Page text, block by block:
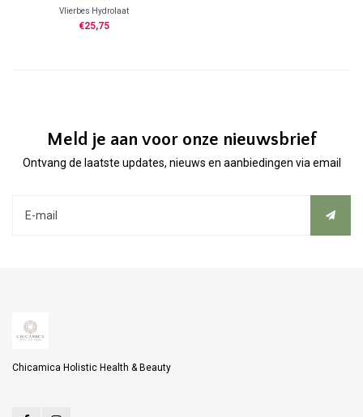
Vlierbes Hydrolaat
Botanische naam: Sambucus Nigra
€25,75
Meld je aan voor onze nieuwsbrief
Ontvang de laatste updates, nieuws en aanbiedingen via email
Chicamica Holistic Health & Beauty